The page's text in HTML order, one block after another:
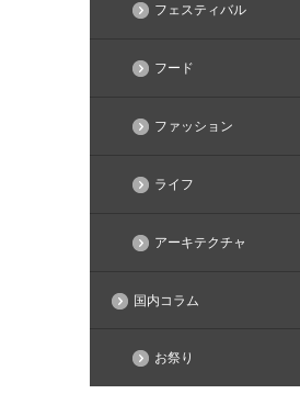
フェスティバル
フード
ファッション
ライフ
アーキテクチャ
国内コラム
お祭り